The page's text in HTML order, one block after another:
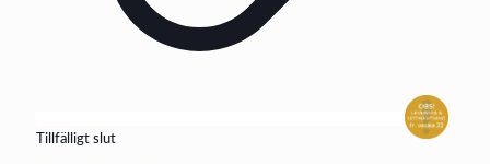
Tillfälligt slut